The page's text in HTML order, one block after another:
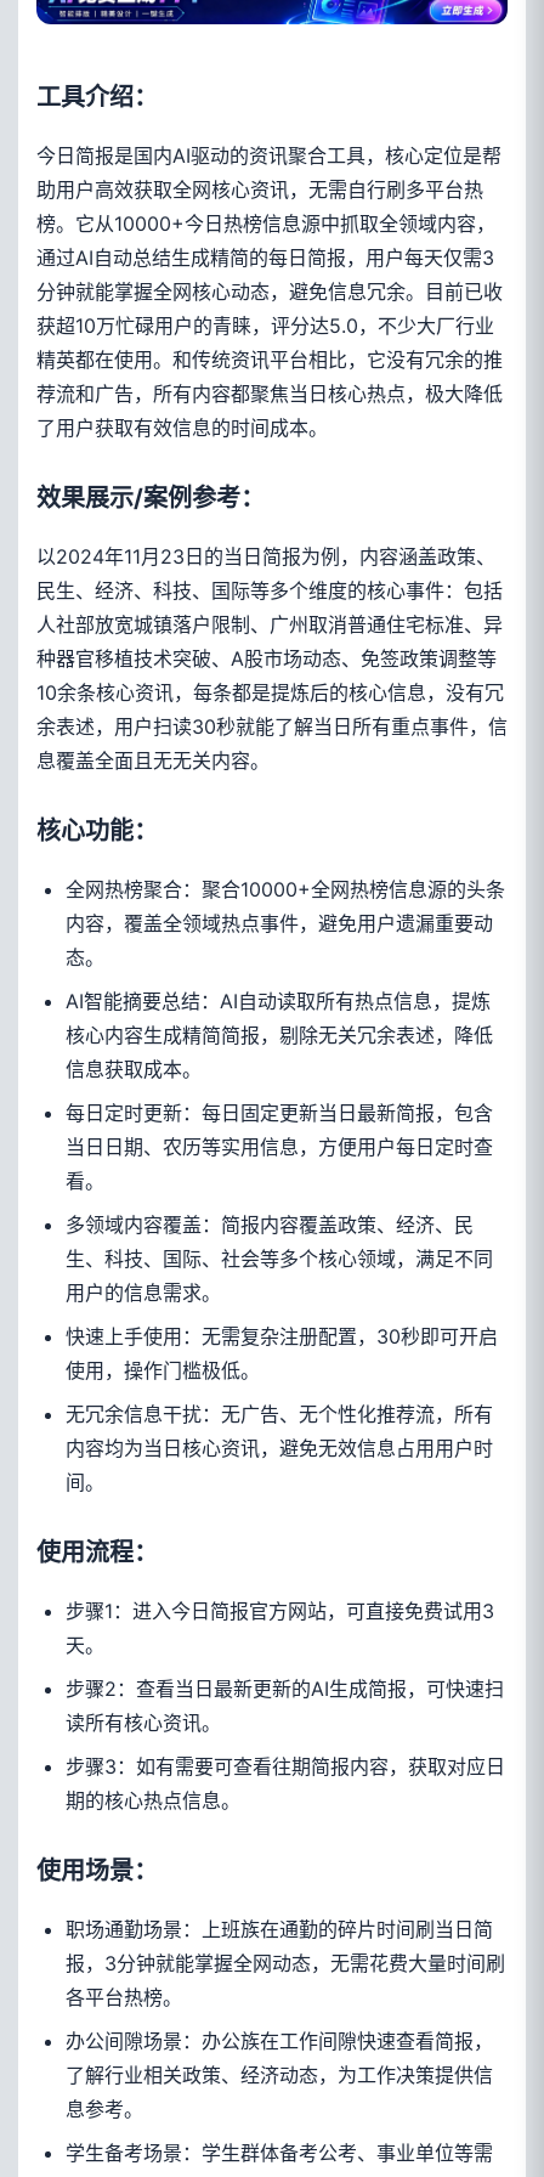
工具介绍：
今日简报是国内AI驱动的资讯聚合工具，核心定位是帮
助用户高效获取全网核心资讯，无需自行刷多平台热
榜。它从10000+今日热榜信息源中抓取全领域内容，
通过AI自动总结生成精简的每日简报，用户每天仅需3
分钟就能掌握全网核心动态，避免信息冗余。目前已收
获超10万忙碌用户的青睐，评分达5.0，不少大厂行业
精英都在使用。和传统资讯平台相比，它没有冗余的推
荐流和广告，所有内容都聚焦当日核心热点，极大降低
了用户获取有效信息的时间成本。
效果展示/案例参考：
以2024年11月23日的当日简报为例，内容涵盖政策、
民生、经济、科技、国际等多个维度的核心事件：包括
人社部放宽城镇落户限制、广州取消普通住宅标准、异
种器官移植技术突破、A股市场动态、免签政策调整等
10余条核心资讯，每条都是提炼后的核心信息，没有冗
余表述，用户扫读30秒就能了解当日所有重点事件，信
息覆盖全面且无无关内容。
核心功能：
全网热榜聚合：聚合10000+全网热榜信息源的头条
内容，覆盖全领域热点事件，避免用户遗漏重要动
态。
AI智能摘要总结：AI自动读取所有热点信息，提炼
核心内容生成精简简报，剔除无关冗余表述，降低
信息获取成本。
每日定时更新：每日固定更新当日最新简报，包含
当日日期、农历等实用信息，方便用户每日定时查
看。
多领域内容覆盖：简报内容覆盖政策、经济、民
生、科技、国际、社会等多个核心领域，满足不同
用户的信息需求。
快速上手使用：无需复杂注册配置，30秒即可开启
使用，操作门槛极低。
无冗余信息干扰：无广告、无个性化推荐流，所有
内容均为当日核心资讯，避免无效信息占用用户时
间。
使用流程：
步骤1：进入今日简报官方网站，可直接免费试用3
天。
步骤2：查看当日最新更新的AI生成简报，可快速扫
读所有核心资讯。
步骤3：如有需要可查看往期简报内容，获取对应日
期的核心热点信息。
使用场景：
职场通勤场景：上班族在通勤的碎片时间刷当日简
报，3分钟就能掌握全网动态，无需花费大量时间刷
各平台热榜。
办公间隙场景：办公族在工作间隙快速查看简报，
了解行业相关政策、经济动态，为工作决策提供信
息参考。
学生备考场景：学生群体备考公考、事业单位等需